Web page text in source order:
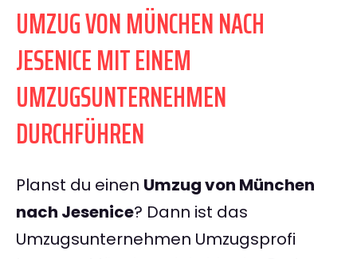
UMZUG VON MÜNCHEN NACH
JESENICE MIT EINEM
UMZUGSUNTERNEHMEN
DURCHFÜHREN
Planst du einen Umzug von München
nach Jesenice? Dann ist das
Umzugsunternehmen Umzugsprofi